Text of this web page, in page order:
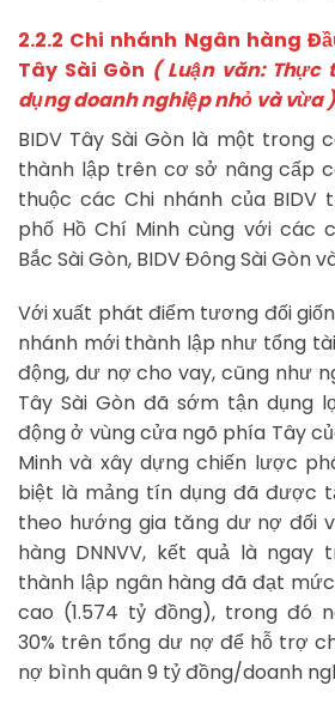
2.2.2 Chi nhánh Ngân hàng
Tây Sài Gòn ( Luận văn:
dụng doanh nghiệp nhỏ và vừa )
BIDV Tây Sài Gòn là một trong
thành lập trên cơ sở nâng cấp
thuộc các Chi nhánh của BIDV
phố Hồ Chí Minh cùng với các
Bắc Sài Gòn, BIDV Đông Sài Gòn
Với xuất phát điểm tương đối
nhánh mới thành lập như tổng
động, dư nợ cho vay, cũng như
Tây Sài Gòn đã sớm tận dụng
động ở vùng cửa ngõ phía Tây
Minh và xây dựng chiến lược
biệt là mảng tín dụng đã được
theo hướng gia tăng dư nợ đối
hàng DNNVV, kết quả là ngay
thành lập ngân hàng đã đạt
cao (1.574 tỷ đồng), trong đó
30% trên tổng dư nợ để hỗ trợ
nợ bình quân 9 tỷ đồng/doanh